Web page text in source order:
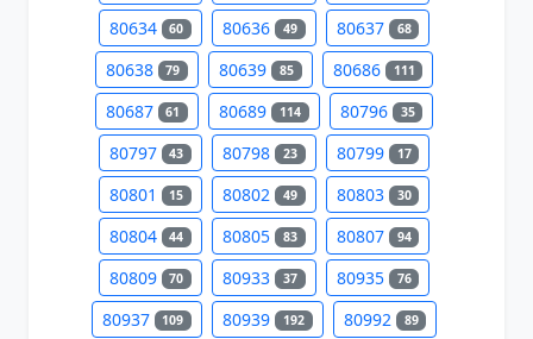
80634 60 80636 49 80637 68
80638 79 80639 85 80686 111
80687 61 80689 114 80796 35
80797 43 80798 23 80799 17
80801 15 80802 49 80803 30
80804 44 80805 83 80807 94
80809 70 80933 37 80935 76
80937 109 80939 192 80992 89